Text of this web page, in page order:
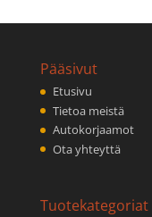
Pääsivut
Etusivu
Tietoa meistä
Autokorjaamot
Ota yhteyttä
Tuotekategoriat